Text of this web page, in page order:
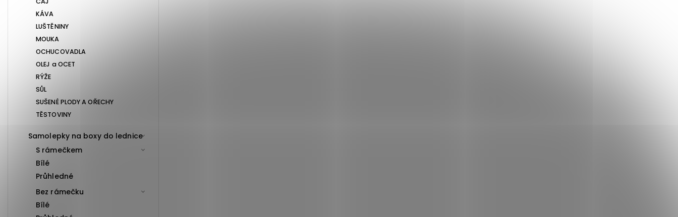
KÁVA
LUŠTĚNINY
MOUKA
OCHUCOVADLA
OLEJ a OCET
RÝŽE
SŮL
SUŠENÉ PLODY A OŘECHY
TĚSTOVINY
Samolepky na boxy do lednice
S rámečkem
Bílé
Průhledné
Bez rámečku
Bílé